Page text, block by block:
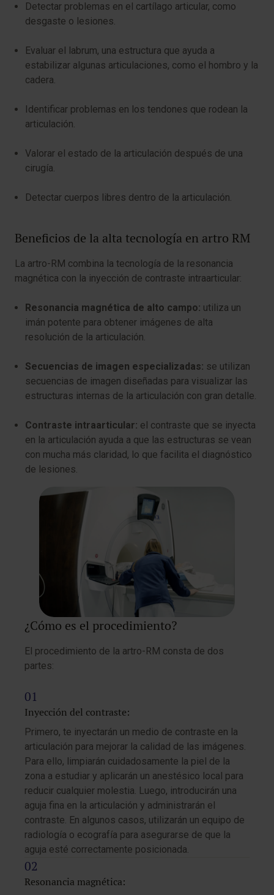
Detectar problemas en el cartílago articular, como
desgaste o lesiones.
Evaluar el labrum, una estructura que ayuda a
estabilizar algunas articulaciones, como el hombro y la
cadera.
Identificar problemas en los tendones que rodean la
articulación.
Valorar el estado de la articulación después de una
cirugía.
Detectar cuerpos libres dentro de la articulación.
Beneficios de la alta tecnología en artro RM
La artro-RM combina la tecnología de la resonancia
magnética con la inyección de contraste intraarticular:
Resonancia magnética de alto campo: utiliza un
imán potente para obtener imágenes de alta
resolución de la articulación.
Secuencias de imagen especializadas: se utilizan
secuencias de imagen diseñadas para visualizar las
estructuras internas de la articulación con gran detalle.
Contraste intraarticular: el contraste que se inyecta
en la articulación ayuda a que las estructuras se vean
con mucha más claridad, lo que facilita el diagnóstico
de lesiones.
¿Cómo es el procedimiento?
El procedimiento de la artro-RM consta de dos
partes:
Inyección del contraste:
Primero, te inyectarán un medio de contraste en la
articulación para mejorar la calidad de las imágenes.
Para ello, limpiarán cuidadosamente la piel de la
zona a estudiar y aplicarán un anestésico local para
reducir cualquier molestia. Luego, introducirán una
aguja fina en la articulación y administrarán el
contraste. En algunos casos, utilizarán un equipo de
radiología o ecografía para asegurarse de que la
aguja esté correctamente posicionada.
Resonancia magnética: